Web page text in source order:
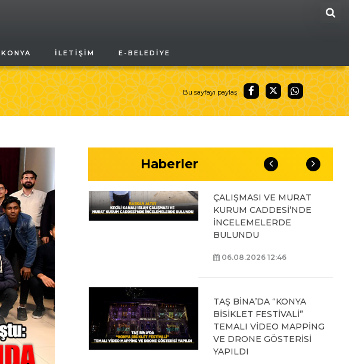
KONYA İLETIŞIM E-BELEDIYE
Bu sayfayı paylaş
Haberler
OYUNLARI’NIN FİNAL
TURUNDA
ÖĞRENCİLERİN
HEYECANINI PAYLAŞTI
BAŞKAN ALTAY, KEÇİLİ
ÇALIŞMASI VE MURAT
KURUM CADDESİ’NDE
İNCELEMELERDE
BULUNDU
06.08.2026 12:46
TAŞ BİNA’DA “KONYA
BİSİKLET FESTİVALİ”
TEMALI VİDEO MAPPİNG
VE DRONE GÖSTERİSİ
YAPILDI